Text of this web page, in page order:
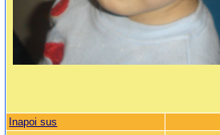
Inapoi sus